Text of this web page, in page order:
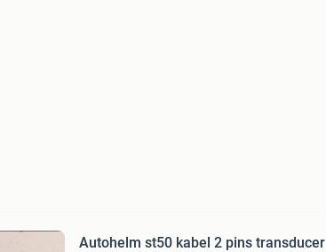
Autohelm st50 kabel 2 pins transducer